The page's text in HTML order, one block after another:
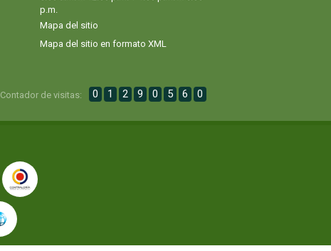
p.m.
Mapa del sitio
Mapa del sitio en formato XML
Contador de visitas: 0 1 2 9 0 5 6 0